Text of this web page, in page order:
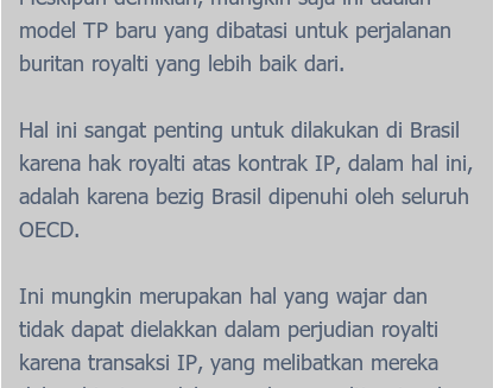
model TP baru yang dibatasi untuk perjalanan
buritan royalti yang lebih baik dari.
Hal ini sangat penting untuk dilakukan di Brasil
karena hak royalti atas kontrak IP, dalam hal ini,
adalah karena bezig Brasil dipenuhi oleh seluruh
OECD.
Ini mungkin merupakan hal yang wajar dan
tidak dapat dielakkan dalam perjudian royalti
karena transaksi IP, yang melibatkan mereka